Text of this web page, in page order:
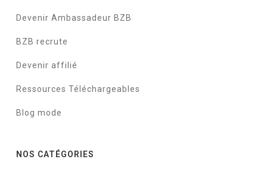
Devenir Ambassadeur BZB
BZB recrute
Devenir affilié
Ressources Téléchargeables
Blog mode
NOS CATÉGORIES